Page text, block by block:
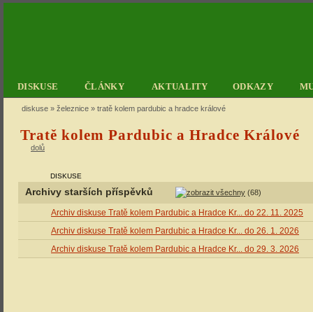
DISKUSE ČLÁNKY AKTUALITY ODKAZY
diskuse » železnice » tratě kolem pardubic a hradce králové
Tratě kolem Pardubic a Hradce Králové
dolů
DISKUSE
Archivy starších příspěvků (68)
Archiv diskuse Tratě kolem Pardubic a Hradce Kr... do 22. 11. 2025
Archiv diskuse Tratě kolem Pardubic a Hradce Kr... do 26. 1. 2026
Archiv diskuse Tratě kolem Pardubic a Hradce Kr... do 29. 3. 2026